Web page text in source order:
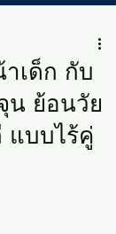
เด็ก กับ
ย้อนวัย
แบบไร้คู่